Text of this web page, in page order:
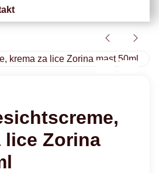
lice Zorina